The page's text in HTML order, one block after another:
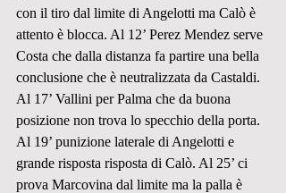
con il tiro dal limite di Angelotti ma Calò è
attento è blocca. Al 12’ Perez Mendez serve
Costa che dalla distanza fa partire una bella
conclusione che è neutralizzata da Castaldi.
Al 17’ Vallini per Palma che da buona
posizione non trova lo specchio della porta.
Al 19’ punizione laterale di Angelotti e
grande risposta risposta di Calò. Al 25’ ci
prova Marcovina dal limite ma la palla è